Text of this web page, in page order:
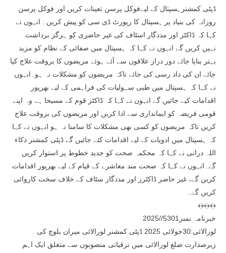
ڈپٹی کمشنرہسپتال کے لیےفوکل پرسن تعینات کریں اور فوکل پرسن
روزانہ کی بنیاد پر ہسپتال کا رپورٹ ڈی سی کو پیش کریں۔ انہوں نے
کہا کہ ڈاکٹر اور مددگار اسٹاف کی غیر حاضری کو ہرگز برداشت
نہیں کریں گے انہوں نے کہا کہ ہسپتال میں صفائی کے نظام کو مزید
بہتر بنایا جائے دور دراز علاقوں سے آئے ہوئے مریضوں کا بروقت علاج کیا
جائے ان کی داد رسی کی جائے تاکہ مریضوں کو مشکلات نہ ہو۔انہوں
نے کہا کہ ہسپتال میں طبی سہولیات کی فراہمی کے لیے بھرپور
اقدامات کیے جائیں گے انہون نے کہا کہ ڈاکٹز قوم کے مسیحا ہے وہ اپنے
قومی فریضہ کو ایمانداری سے ادا کریں اور مریضوں کی بروقت علاج
کریں تاکہ مریضوں کو کسی بھی مشکلات کا سامنا نہ ہو انہوں نے کہا
کہ ہسپتال میں ادویات کے لیے اقدامات کئے جائیں گے ڈپٹی کمشنر ذکاء
اللہ درانی نے کہا کہ محکمہ صحت کو جدید خطوط پر استوار کریں
گے۔انہوں نے کہا کہ صحت مند معاشرے کے قیام کے لیے بھرپور اقدامات
کریں گے، غیر حاضر ڈاکٹرز اور مددگار سٹاف کے خلاف سخت کاروائی
کریں گے۔
﴾﴿﴾﴿﴾﴿
خبرنامہ نمبر5301//2025
لورالائی:30جولائی 2025 ڈپٹی کمشنر لورالائی میران بلوچ کی
زیرصدارت ضلع لورالائی میں ترقیاتی منصوبوں سے متعلق ایک اہم